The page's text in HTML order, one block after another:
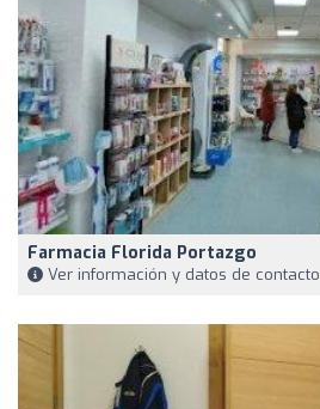
Farmacia Florida Portazgo
Ver información y datos de contacto